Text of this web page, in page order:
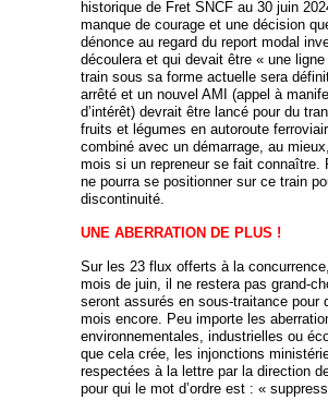
historique de Fret SNCF au 30 juin
manque de courage et une décision
dénonce au regard du report modal
découlera et qui devait être « une
train sous sa forme actuelle sera
arrêté et un nouvel AMI (appel à
d’intérêt) devrait être lancé pour du
fruits et légumes en autoroute
combiné avec un démarrage, au
mois si un repreneur se fait connaître.
ne pourra se positionner sur ce train
discontinuité.
UNE ABERRATION DE PLUS !
Sur les 23 flux offerts à la
mois de juin, il ne restera pas grand-
seront assurés en sous-traitance pour
mois encore. Peu importe les
environnementales, industrielles ou
que cela crée, les injonctions
respectées à la lettre par la direction
pour qui le mot d’ordre est : «